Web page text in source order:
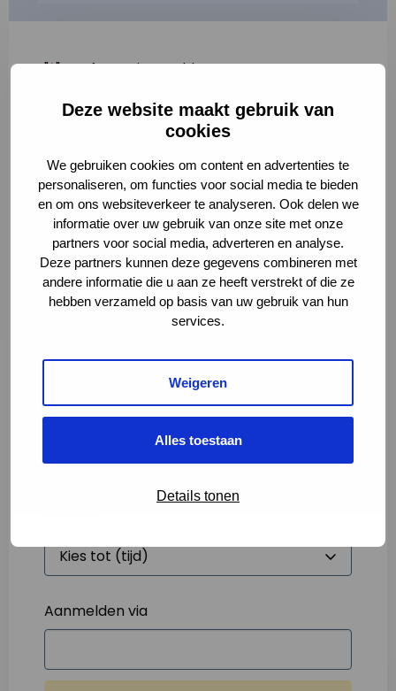
Deze website maakt gebruik van
cookies
We gebruiken cookies om content en advertenties te
personaliseren, om functies voor social media te bieden
en om ons websiteverkeer te analyseren. Ook delen we
informatie over uw gebruik van onze site met onze
partners voor social media, adverteren en analyse.
Deze partners kunnen deze gegevens combineren met
andere informatie die u aan ze heeft verstrekt of die ze
hebben verzameld op basis van uw gebruik van hun
services.
Weigeren
Alles toestaan
Details tonen
"*" geeft vereiste velden aan
2
Volledige omschrijving*
Starttijd*
Aanmelden via